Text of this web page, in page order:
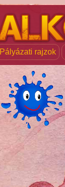
Pályázati rajzok